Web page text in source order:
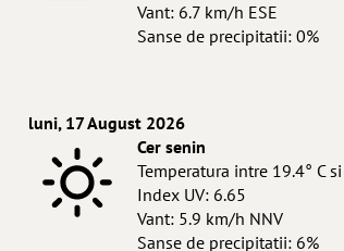
Vant: 6.7 km/h ESE
Sanse de precipitatii: 0%
luni, 17 August 2026
Cer senin
Temperatura intre 19.4° C
Index UV: 6.65
Vant: 5.9 km/h NNV
Sanse de precipitatii: 6%